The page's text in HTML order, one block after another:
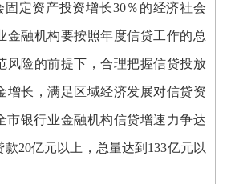
固定资产投资增长30％的经济社会
金融机构要按照年度信贷工作的总
风险的前提下，合理把握信贷投放
增长，满足区域经济发展对信贷资
市银行业金融机构信贷增速力争达
20亿元以上，总量达到133亿元以